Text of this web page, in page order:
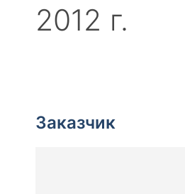
2012 г.
Заказчик